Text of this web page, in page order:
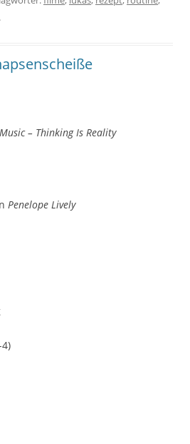
.
– Thinking Is Reality
Penelope Lively